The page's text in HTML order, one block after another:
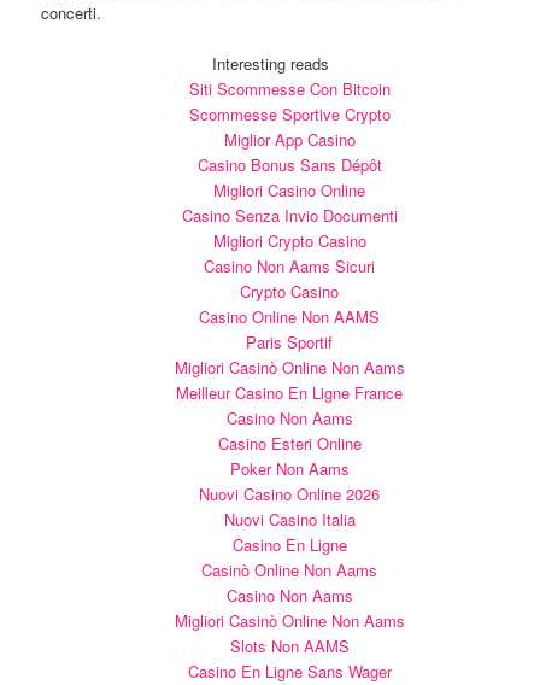
concerti.
Interesting reads
Siti Scommesse Con Bitcoin
Scommesse Sportive Crypto
Miglior App Casino
Casino Bonus Sans Dépôt
Migliori Casino Online
Casino Senza Invio Documenti
Migliori Crypto Casino
Casino Non Aams Sicuri
Crypto Casino
Casino Online Non AAMS
Paris Sportif
Migliori Casinò Online Non Aams
Meilleur Casino En Ligne France
Casino Non Aams
Casino Esteri Online
Poker Non Aams
Nuovi Casino Online 2026
Nuovi Casino Italia
Casino En Ligne
Casinò Online Non Aams
Casino Non Aams
Migliori Casinò Online Non Aams
Slots Non AAMS
Casino En Ligne Sans Wager